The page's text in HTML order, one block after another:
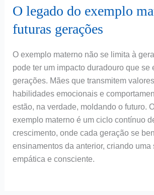
O legado do exemplo
futuras gerações
O exemplo materno não se limita à
pode ter um impacto duradouro que se
gerações. Mães que transmitem
habilidades emocionais e
estão, na verdade, moldando o futuro.
exemplo materno é um ciclo contínuo
crescimento, onde cada geração se
ensinamentos da anterior, criando
empática e consciente.